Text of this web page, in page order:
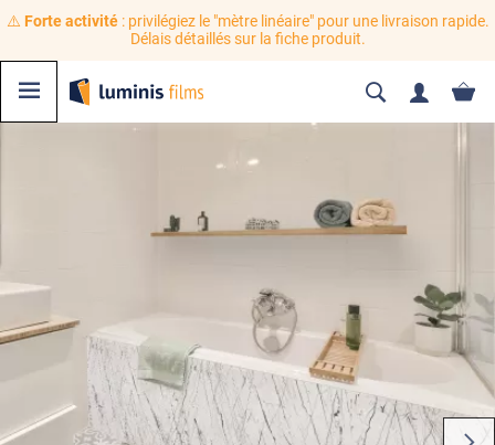
⚠️ Forte activité: privilégiez le "mètre linéaire" pour une livraison rapide.
Délais détaillés sur la fiche produit.